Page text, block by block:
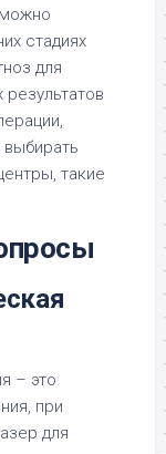
стадиях
для
такие
– это
при
для